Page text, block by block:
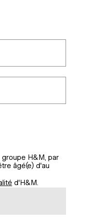
H&M, par
âgé(e) d'au
d'H&M.